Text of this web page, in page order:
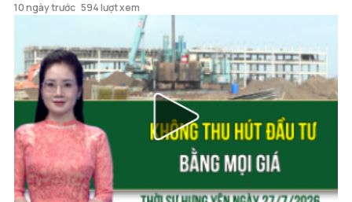
10 ngày trước 594 lượt xem